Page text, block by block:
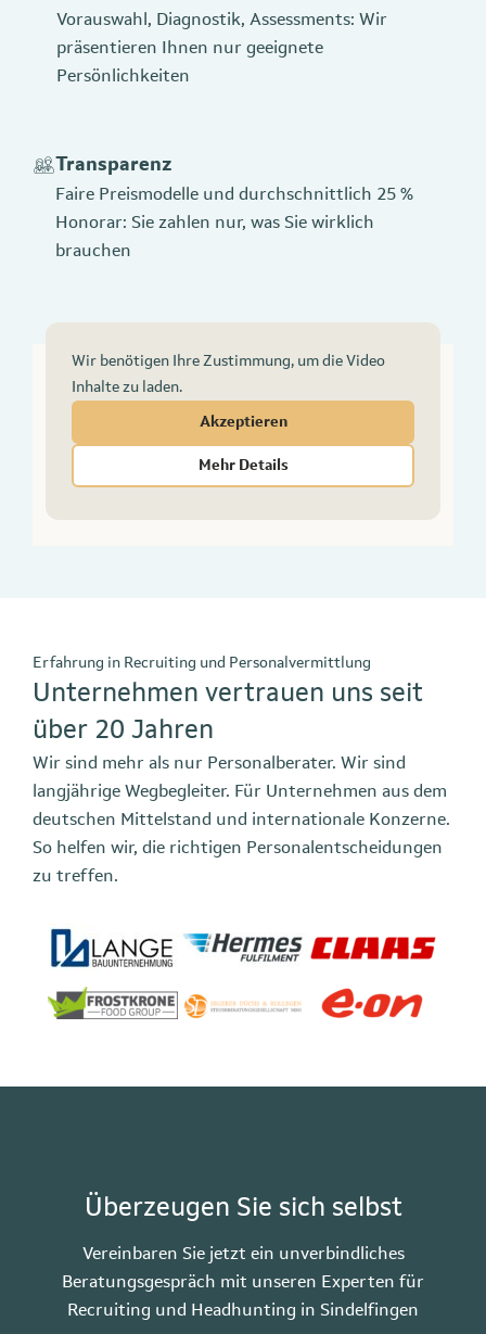
Vorauswahl, Diagnostik, Assessments: Wir
präsentieren Ihnen nur geeignete
Persönlichkeiten
Transparenz
Faire Preismodelle und durchschnittlich 25 %
Honorar: Sie zahlen nur, was Sie wirklich
brauchen
Videoinhalte anzeigen
Wir benötigen Ihre Zustimmung, um die Video
Inhalte zu laden.
Akzeptieren
Mehr Details
Erfahrung in Recruiting und Personalvermittlung
Unternehmen vertrauen uns seit
über 20 Jahren
Wir sind mehr als nur Personalberater. Wir sind
langjährige Wegbegleiter. Für Unternehmen aus dem
deutschen Mittelstand und internationale Konzerne.
So helfen wir, die richtigen Personalentscheidungen
zu treffen.
Überzeugen Sie sich selbst
Vereinbaren Sie jetzt ein unverbindliches
Beratungsgespräch mit unseren Experten für
Recruiting und Headhunting in Sindelfingen